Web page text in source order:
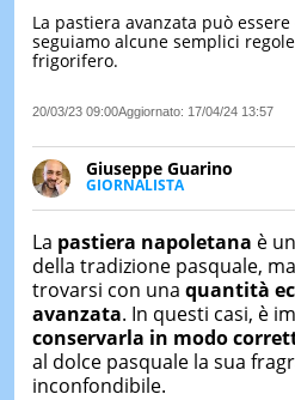
La pastiera avanzata può
seguiamo alcune semplici
frigorifero.
20/03/23 09:00Aggiornato: 17/04/24 13:57
Giuseppe Guarino
GIORNALISTA
Ph(D) in Diritto
integrazione e attivo nel
particolare sulla Storia
Latina e Spagna.
è presidente
Biblioteca del Sannio".
La pastiera napoletana è
della tradizione pasquale,
trovarsi con una quantità
avanzata. In questi casi, è
conservarla in modo
al dolce pasquale la sua
inconfondibile.